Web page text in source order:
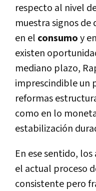
respecto al nivel
muestra signos de
en el consumoy
existen
mediano plazo,
imprescindible un
reformas
como en lo
estabilización
En ese sentido,
el actual proceso
consistente pero